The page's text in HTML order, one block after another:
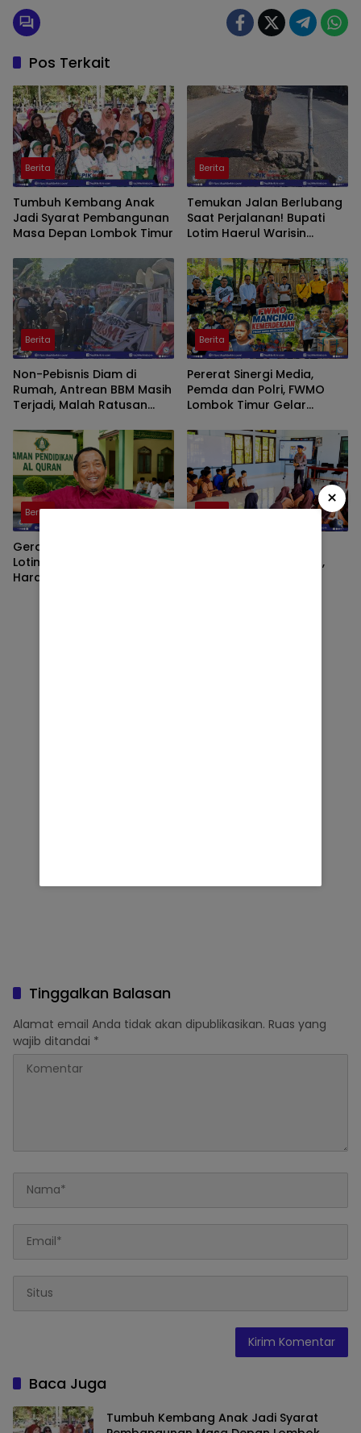
Pos Terkait
Berita
Tumbuh Kembang Anak
Jadi Syarat Pembangunan
Masa Depan Lombok Timur
Berita
Temukan Jalan Berlubang
Saat Perjalanan! Bupati
Lotim Haerul Warisin
Binamarga Turun Tangani
Berita
Non-Pebisnis Diam di
Rumah, Antrean BBM Masih
Terjadi, Malah Ratusan
Keluar Demo
Berita
Pererat Sinergi Media,
Pemda dan Polri, FWMO
Lombok Timur Gelar
Berita
Gerakan Magrib Mengaji di
Lotim Diperkuat, Jamali
Harap Dukungan Dana
Berita
Lotim Turun ke Sekolah,
Tinggalkan Balasan
Alamat email Anda tidak akan dipublikasikan. Ruas yang
wajib ditandai *
Baca Juga
Tumbuh Kembang Anak Jadi Syarat
×